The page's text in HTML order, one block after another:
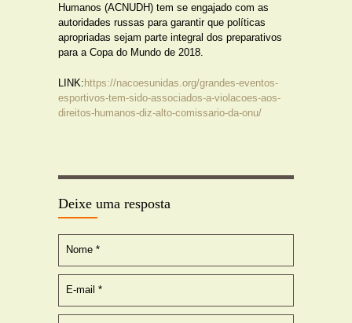
Humanos (ACNUDH) tem se engajado com as
autoridades russas para garantir que políticas
apropriadas sejam parte integral dos preparativos
para a Copa do Mundo de 2018.
LINK: https://nacoesunidas.org/grandes-eventos-
esportivos-tem-sido-associados-a-violacoes-aos-
direitos-humanos-diz-alto-comissario-da-onu/
Deixe uma resposta
Nome *
E-mail *